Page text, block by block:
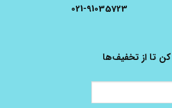
021-91035723
کن تا از تخفیف‌ها